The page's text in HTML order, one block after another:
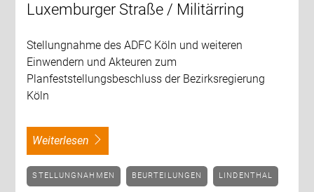
Luxemburger Straße / Militärring
Stellungnahme des ADFC Köln und weiteren
Einwendern und Akteuren zum
Planfeststellungsbeschluss der Bezirksregierung
Köln
weiterlesen
STELLUNGNAHMEN BEURTEILUNGEN LINDENTHAL